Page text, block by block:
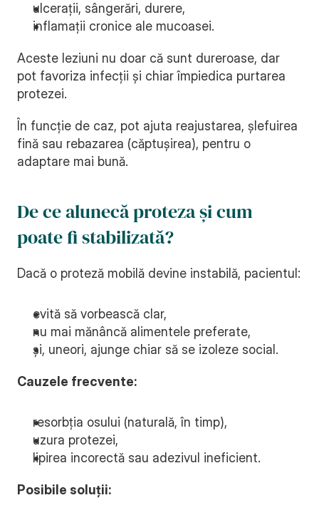
ulcerații, sângerări, durere,
inflamații cronice ale mucoasei.
Aceste leziuni nu doar că sunt dureroase, dar
pot favoriza infecții și chiar împiedica purtarea
protezei.
În funcție de caz, pot ajuta reajustarea, șlefuirea
fină sau rebazarea (căptușirea), pentru o
adaptare mai bună.
De ce alunecă proteza și cum
poate fi stabilizată?
Dacă o proteză mobilă devine instabilă, pacientul:
evită să vorbească clar,
nu mai mănâncă alimentele preferate,
și, uneori, ajunge chiar să se izoleze social.
Cauzele frecvente:
resorbția osului (naturală, în timp),
uzura protezei,
lipirea incorectă sau adezivul ineficient.
Posibile soluții: